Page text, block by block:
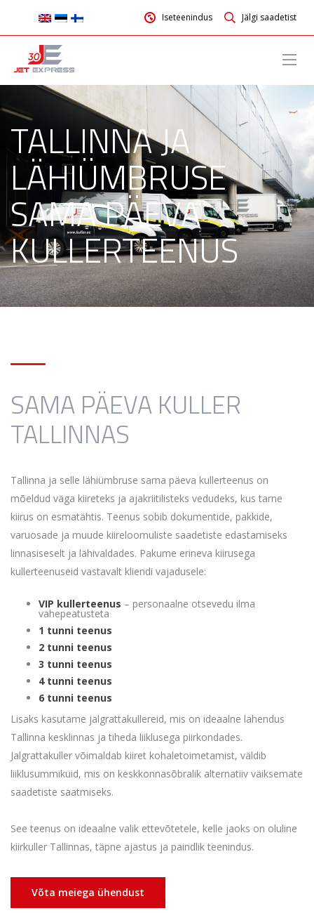
Iseteenindus Jälgi saadetist
TALLINNA JA
LÄHIÜMBRUSE
SAMA PÄEVA
KULLERTEENUS
SAMA PÄEVA KULLER
TALLINNAS
Tallinna ja selle lähiümbruse sama päeva kullerteenus on
mõeldud väga kiireteks ja ajakriitilisteks vedudeks, kus tarne
kiirus on esmatähtis. Teenus sobib dokumentide, pakkide,
varuosade ja muude kiireloomuliste saadetiste edastamiseks
linnasiseselt ja lähivaldades. Pakume erineva kiirusega
kullerteenuseid vastavalt kliendi vajadusele:
VIP kullerteenus – personaalne otsevedu ilma
vahepeatusteta
1 tunni teenus
2 tunni teenus
3 tunni teenus
4 tunni teenus
6 tunni teenus
Lisaks kasutame jalgrattakullereid, mis on ideaalne lahendus
Tallinna kesklinnas ja tiheda liiklusega piirkondades.
Jalgrattakuller võimaldab kiiret kohaletoimetamist, väldib
liiklusummikuid, mis on keskkonnasõbralik alternatiiv väiksemate
saadetiste saatmiseks.
See teenus on ideaalne valik ettevõtetele, kelle jaoks on oluline
kiirkuller Tallinnas, täpne ajastus ja paindlik teenindus.
Võta meiega ühendust